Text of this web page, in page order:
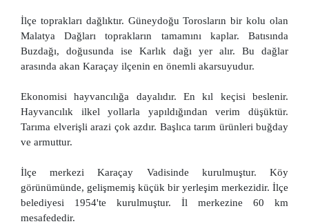
İlçe toprakları dağlıktır. Güneydoğu Torosların bir kolu olan
Malatya Dağları toprakların tamamını kaplar. Batısında
Buzdağı, doğusunda ise Karlık dağı yer alır. Bu dağlar
arasında akan Karaçay ilçenin en önemli akarsuyudur.
Ekonomisi hayvancılığa dayalıdır. En kıl keçisi beslenir.
Hayvancılık ilkel yollarla yapıldığından verim düşüktür.
Tarıma elverişli arazi çok azdır. Başlıca tarım ürünleri buğday
ve armuttur.
İlçe merkezi Karaçay Vadisinde kurulmuştur. Köy
görünümünde, gelişmemiş küçük bir yerleşim merkezidir. İlçe
belediyesi 1954'te kurulmuştur. İl merkezine 60 km
mesafededir.